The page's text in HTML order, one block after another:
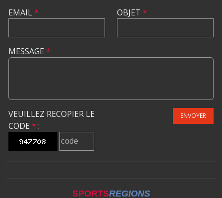
EMAIL* OBJET *
MESSAGE *
VEUILLEZ RECOPIER LE
CODE * :
ENVOYER
SPORTSREGIONS